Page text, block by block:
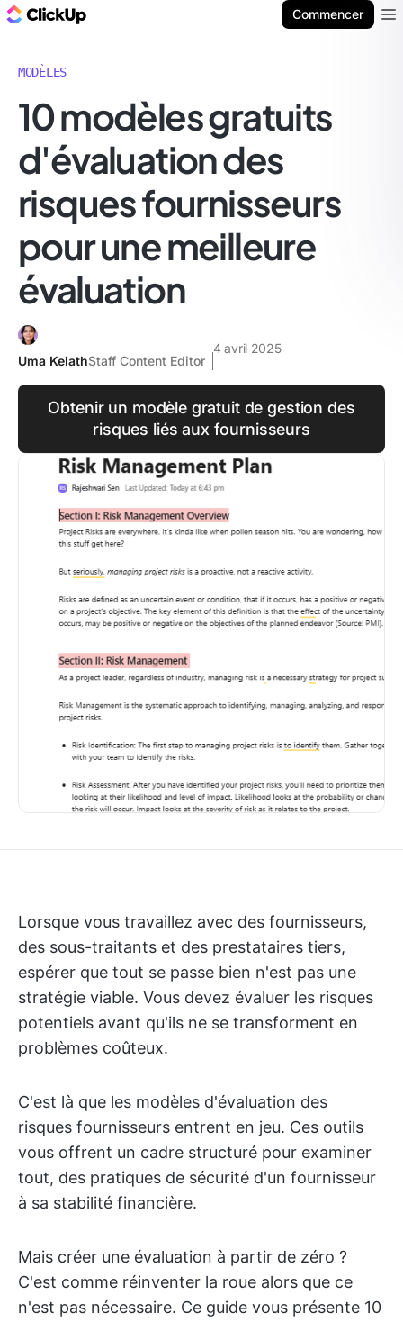
Commencer
MODÈLES
10 modèles gratuits
d'évaluation des
risques fournisseurs
pour une meilleure
évaluation
Uma KelathStaff Content Editor
4 avril 2025
Obtenir un modèle gratuit de gestion des
risques liés aux fournisseurs
Lorsque vous travaillez avec des fournisseurs,
des sous-traitants et des prestataires tiers,
espérer que tout se passe bien n'est pas une
stratégie viable. Vous devez évaluer les risques
potentiels avant qu'ils ne se transforment en
problèmes coûteux.
C'est là que les modèles d'évaluation des
risques fournisseurs entrent en jeu. Ces outils
vous offrent un cadre structuré pour examiner
tout, des pratiques de sécurité d'un fournisseur
à sa stabilité financière.
Mais créer une évaluation à partir de zéro ?
C'est comme réinventer la roue alors que ce
n'est pas nécessaire. Ce guide vous présente 10